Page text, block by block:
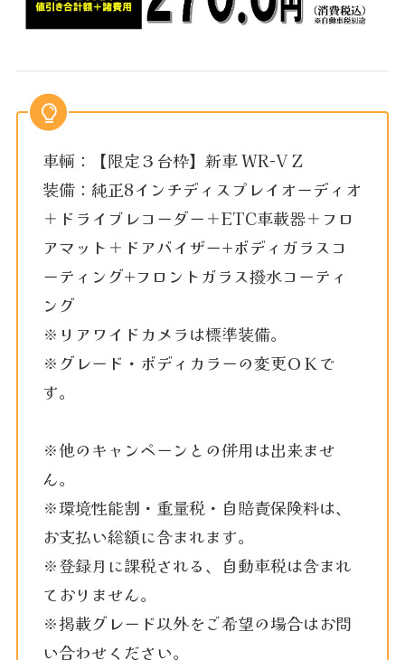
車輌：【限定３台枠】新車 WR-V Z
装備：純正8インチディスプレイオーディオ
＋ドライブレコーダー＋ETC車載器＋フロ
アマット＋ドアバイザー+ボディガラスコ
ーティング+フロントガラス撥水コーティ
ング
※リアワイドカメラは標準装備。
※グレード・ボディカラーの変更ＯＫで
す。
※他のキャンペーンとの併用は出来ませ
ん。
※環境性能割・重量税・自賠責保険料は、
お支払い総額に含まれます。
※登録月に課税される、自動車税は含まれ
ておりません。
※掲載グレード以外をご希望の場合はお問
い合わせください。